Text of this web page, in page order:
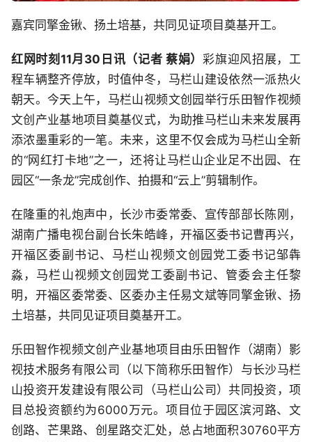
嘉宾同擎金锹、扬土培基，共同见证项目奠基开工。
红网时刻11月30日讯（记者 蔡娟） 彩旗迎风招展，工
程车辆整齐停放，时值仲冬，马栏山建设依然一派热火
朝天。今天上午，马栏山视频文创园举行乐田智作视频
文创产业基地项目奠基仪式，为助推马栏山未来发展再
添浓墨重彩的一笔。未来，这里不仅会成为马栏山全新
的“网红打卡地”之一，还将让马栏山企业足不出园、在
园区“一条龙”完成创作、拍摄和“云上”剪辑制作。
在隆重的礼炮声中，长沙市委常委、宣传部部长陈刚，
湖南广播电视台副台长朱皓峰，开福区委书记曹再兴，
开福区委副书记、马栏山视频文创园党工委书记邹犇
淼，马栏山视频文创园党工委副书记、管委会主任黎
明，开福区委常委、区委办主任易文斌等同擎金锹、扬
土培基，共同见证项目奠基开工。
乐田智作视频文创产业基地项目由乐田智作（湖南）影
视技术服务有限公司（以下简称乐田智作）与长沙马栏
山投资开发建设有限公司（马栏山公司）共同投资，项
目总投资额约为6000万元。项目位于园区滨河路、文
创路、芒果路、创星路交汇处，总占地面积30760平方